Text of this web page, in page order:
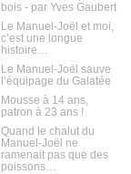
bois - par Yves Gaubert
Le Manuel-Joël et moi,
c’est une longue
histoire…
Le Manuel-Joël sauve
l’équipage du Galatée
Mousse à 14 ans,
patron à 23 ans !
Quand le chalut du
Manuel-Joël ne
ramenait pas que des
poissons…